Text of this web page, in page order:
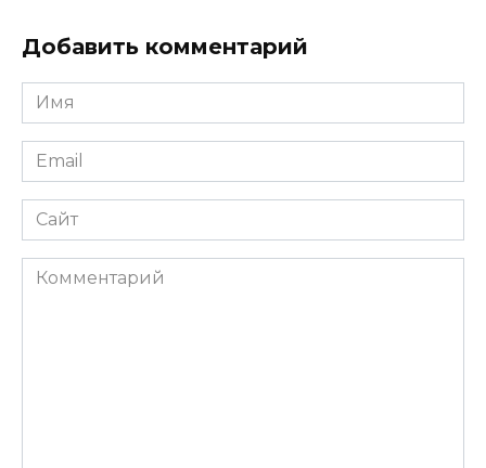
Добавить комментарий
Имя
*
Email
*
Сайт
Комментарий